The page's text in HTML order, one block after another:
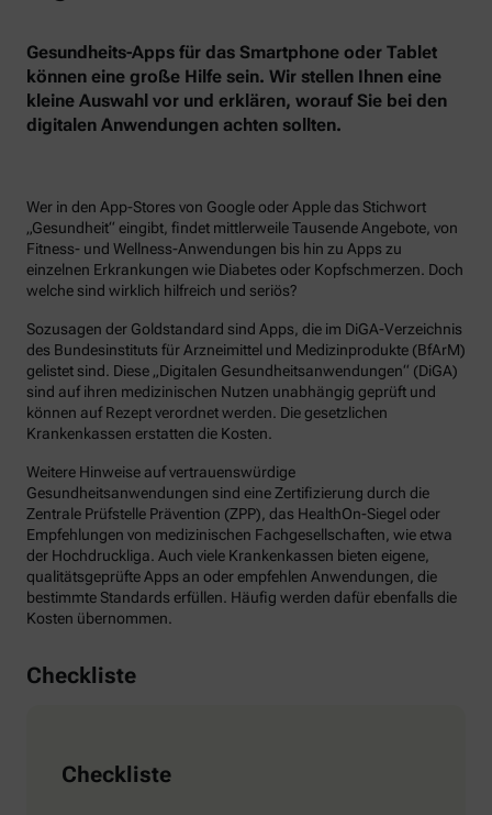
Gesundheits-Apps für das Smartphone oder Tablet
können eine große Hilfe sein. Wir stellen Ihnen eine
kleine Auswahl vor und erklären, worauf Sie bei den
digitalen Anwendungen achten sollten.
Wer in den App-Stores von Google oder Apple das Stichwort
„Gesundheit“ eingibt, findet mittlerweile Tausende Angebote, von
Fitness- und Wellness-Anwendungen bis hin zu Apps zu
einzelnen Erkrankungen wie Diabetes oder Kopfschmerzen. Doch
welche sind wirklich hilfreich und seriös?
Sozusagen der Goldstandard sind Apps, die im DiGA-Verzeichnis
des Bundesinstituts für Arzneimittel und Medizinprodukte (BfArM)
gelistet sind. Diese „Digitalen Gesundheitsanwendungen“ (DiGA)
sind auf ihren medizinischen Nutzen unabhängig geprüft und
können auf Rezept verordnet werden. Die gesetzlichen
Krankenkassen erstatten die Kosten.
Weitere Hinweise auf vertrauenswürdige
Gesundheitsanwendungen sind eine Zertifizierung durch die
Zentrale Prüfstelle Prävention (ZPP), das HealthOn-Siegel oder
Empfehlungen von medizinischen Fachgesellschaften, wie etwa
der Hochdruckliga. Auch viele Krankenkassen bieten eigene,
qualitätsgeprüfte Apps an oder empfehlen Anwendungen, die
bestimmte Standards erfüllen. Häufig werden dafür ebenfalls die
Kosten übernommen.
Checkliste
Checkliste